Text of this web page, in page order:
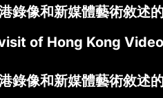
錄像和新媒體藝術敘述
of Hong Kong
錄像和新媒體藝術敘述